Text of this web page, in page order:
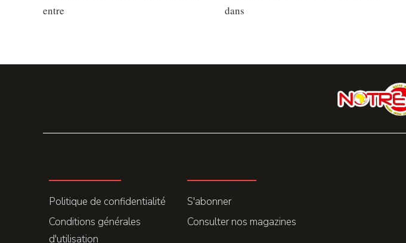
entre
dans
Politique de confidentialité
Conditions générales
d'utilisation
S'abonner
Consulter nos magazines